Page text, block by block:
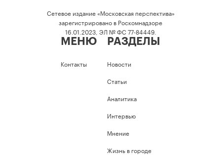
Сетевое издание «Московская перспектива»
зарегистрировано в Роскомнадзоре
16.01.2023, ЭЛ № ФС 77-84449.
МЕНЮ
Контакты
РАЗДЕЛЫ
Новости
Статьи
Аналитика
Интервью
Мнение
Жизнь в городе